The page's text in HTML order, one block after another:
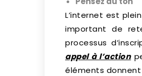
L’internet est
important de
processus
appel à l’action
éléments donnent